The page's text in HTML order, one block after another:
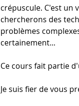
crépuscule. C'est un
chercherons des
problèmes
certainement...
Ce cours fait partie
Je suis fier de vous